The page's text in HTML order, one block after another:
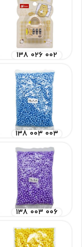
۱۳۸ ۰۲۶ ۰۰۲
۱۳۸ ۰۰۳ ۰۰۳
۱۳۸ ۰۰۳ ۰۰۶